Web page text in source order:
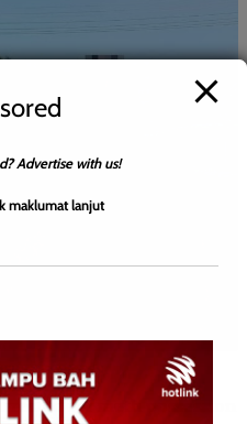
SABAH
for meth possession
Advertise with us!
maklumat lanjut